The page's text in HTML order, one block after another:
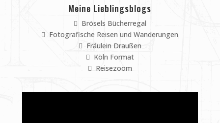
Meine Lieblingsblogs
Brösels Bücherregal
Fotografische Reisen und Wanderungen
Fräulein Draußen
Köln Format
Reisezoom